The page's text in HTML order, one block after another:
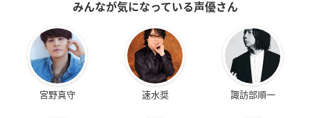
みんなが気になっている声優さん
宮野真守 速水奨 諏訪部順一